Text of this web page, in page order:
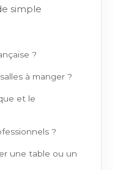
simple
?
à manger ?
et le
?
une table ou un